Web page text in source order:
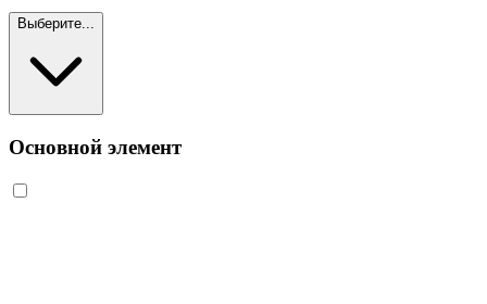
Выберите...
Основной элемент